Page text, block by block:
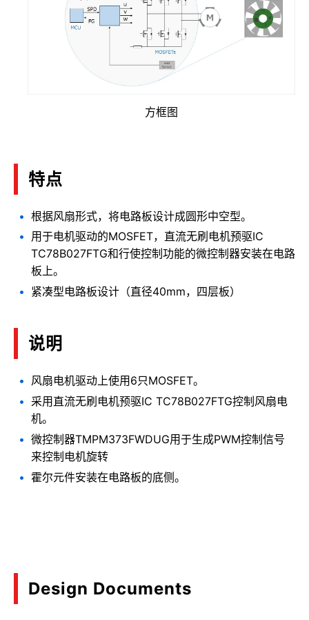
方框图
特点
根据风扇形式，将电路板设计成圆形中空型。
用于电机驱动的MOSFET，直流无刷电机预驱IC
TC78B027FTG和行使控制功能的微控制器安装在电路
板上。
紧凑型电路板设计（直径40mm，四层板）
说明
风扇电机驱动上使用6只MOSFET。
采用直流无刷电机预驱IC TC78B027FTG控制风扇电
机。
微控制器TMPM373FWDUG用于生成PWM控制信号
来控制电机旋转
霍尔元件安装在电路板的底侧。
Design Documents